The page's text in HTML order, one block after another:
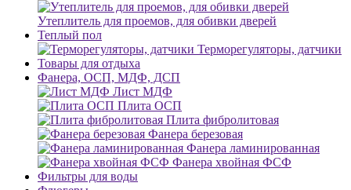
Утеплитель для проемов, для обивки дверей
Теплый пол
Терморегуляторы, датчики
Товары для отдыха
Фанера, ОСП, МДФ, ДСП
Лист МДФ
Плита ОСП
Плита фибролитовая
Фанера березовая
Фанера ламинированная
Фанера хвойная ФСФ
Фильтры для воды